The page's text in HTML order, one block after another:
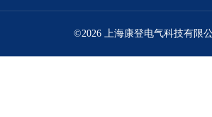
©2026 上海康登电气科技有限